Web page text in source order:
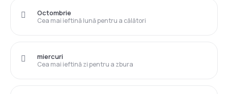
Cea mai ieftină lună pentru a călători
Octombrie
Cea mai ieftină zi pentru a zbura
miercuri